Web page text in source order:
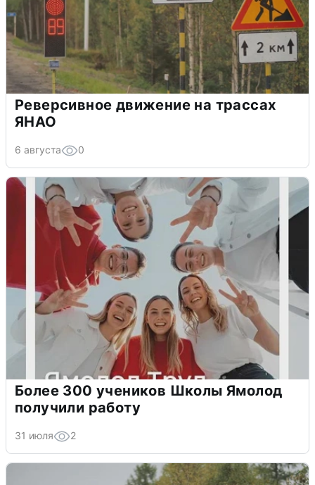
Реверсивное движение на трассах
ЯНАО
6 августа 0
Более 300 учеников Школы Ямолод
получили работу
31 июля 2